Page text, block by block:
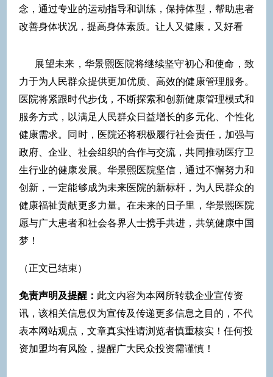
念，通过专业的运动指导和训练，保持体型，帮助患者
改善身体状况，提高身体素质。让人又健康，又好看
展望未来，华景熙医院将继续坚守初心和使命，致
力于为人民群众提供更加优质、高效的健康管理服务。
医院将紧跟时代步伐，不断探索和创新健康管理模式和
服务方式，以满足人民群众日益增长的多元化、个性化
健康需求。同时，医院还将积极履行社会责任，加强与
政府、企业、社会组织的合作与交流，共同推动医疗卫
生行业的健康发展。华景熙医院坚信，通过不懈努力和
创新，一定能够成为未来医院的新标杆，为人民群众的
健康福祉贡献更多力量。在未来的日子里，华景熙医院
愿与广大患者和社会各界人士携手共进，共筑健康中国
梦！
（正文已结束）
免责声明及提醒： 此文内容为本网所转载企业宣传资
讯，该相关信息仅为宣传及传递更多信息之目的，不代
表本网站观点，文章真实性请浏览者慎重核实！任何投
资加盟均有风险，提醒广大民众投资需谨慎！